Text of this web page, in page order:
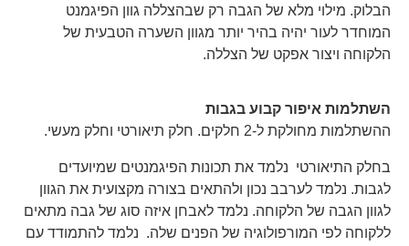
הבלוק. מילוי מלא של הגבה רק שבהצללה גוון הפיגמנט
המוחדר לעור יהיה בהיר יותר מגוון השערה הטבעית של
הלקוחה ויצור אפקט של הצללה.
השתלמות איפור קבוע בגבות
ההשתלמות מחולקת ל-2 חלקים. חלק תיאורטי וחלק מעשי.
בחלק התיאורטי נלמד את תכונות הפיגמנטים שמיועדים
לגבות. נלמד לערבב נכון ולהתאים בצורה מקצועית את הגוון
לגוון הגבה של הלקוחה. נלמד לאבחן איזה סוג של גבה מתאים
ללקוחה לפי המורפולוגיה של הפנים שלה. נלמד להתמודד עם